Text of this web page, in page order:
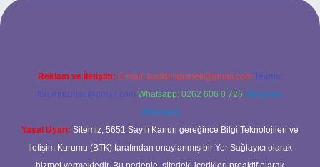
Reklam ve İletişim: E-mail: backlinkpaneli@gmail.com Teams:
forumhizmeti@gmail.com Whatsapp: 0262 606 0 726 Telegram:
@karabul
Yasal Uyarı: Sitemiz, 5651 Sayılı Kanun gereğince Bilgi Teknolojileri ve
İletişim Kurumu (BTK) tarafından onaylanmış bir Yer Sağlayıcı olarak